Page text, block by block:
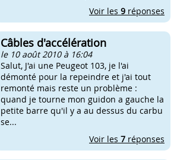
Voir les 9 réponses
Câbles d'accélération
le 10 août 2010 à 16:04
Salut, J'ai une Peugeot 103, je l'ai
démonté pour la repeindre et j'ai tout
remonté mais reste un problème :
quand je tourne mon guidon a gauche la
petite barre qu'il y a au dessus du carbu
se...
Voir les 7 réponses